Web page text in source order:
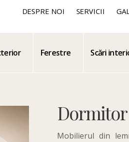
DESPRE NOI SERVICII
Ferestre Scări
Dormitor
Mobilierul din